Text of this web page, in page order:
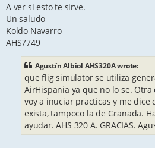
A ver si esto te sirve.
Un saludo
Koldo Navarro
AHS7749
Agustín Albiol AHS320A wrote:
que flig simulator se utiliza
AirHispania ya que no lo se.
voy a inuciar practicas y me dice
exista, tampoco la de Granada.
ayudar. AHS 320 A. GRACIAS.